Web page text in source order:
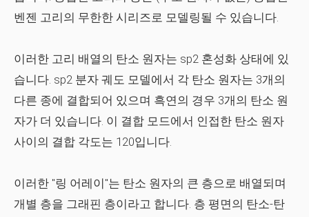
벤젠 고리의 무한한 시리즈로 모델링될 수 있습니다.
이러한 고리 배열의 탄소 원자는 sp2 혼성화 상태에 있
습니다. sp2 분자 궤도 모델에서 각 탄소 원자는 3개의
다른 종에 결합되어 있으며 흑연의 경우 3개의 탄소 원
자가 더 있습니다. 이 결합 모드에서 인접한 탄소 원자
사이의 결합 각도는 120입니다.
이러한 "링 어레이"는 탄소 원자의 큰 층으로 배열되며
개별 층을 그래핀 층이라고 합니다. 층 평면의 탄소-탄